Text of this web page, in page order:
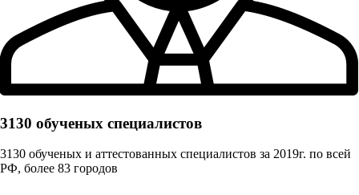
3130 обученых cпециалистов
3130 обученых и аттестованных специалистов за 2019г. по всей
РФ, более 83 городов